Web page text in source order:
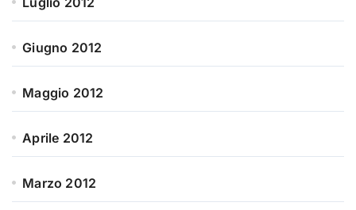
Giugno 2012
Maggio 2012
Aprile 2012
Marzo 2012